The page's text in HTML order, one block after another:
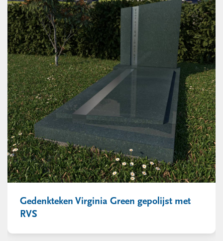
Gedenkteken Virginia Green gepolijst met
RVS